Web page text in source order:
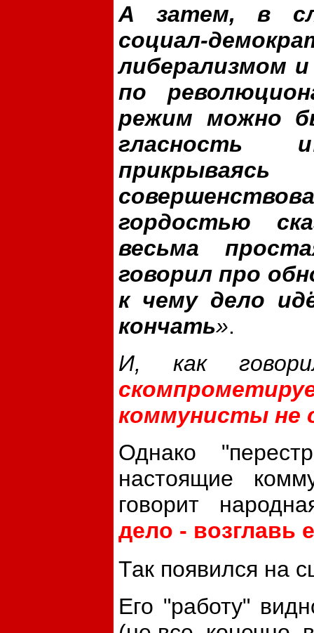
А затем, в
социал-
либерализмом
по
режим можно
гласность
гордостью
весьма
говорил про
к чему дело
кончать».
И, как
коммунисты не
Однако
настоящие
говорит
дело - возглавь
Так появился на
Его "работу"